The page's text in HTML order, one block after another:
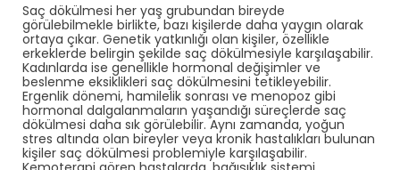
Saç dökülmesi her yaş grubundan bireyde
görülebilmekle birlikte, bazı kişilerde daha yaygın olarak
ortaya çıkar. Genetik yatkınlığı olan kişiler, özellikle
erkeklerde belirgin şekilde saç dökülmesiyle karşılaşabilir.
Kadınlarda ise genellikle hormonal değişimler ve
beslenme eksiklikleri saç dökülmesini tetikleyebilir.
Ergenlik dönemi, hamilelik sonrası ve menopoz gibi
hormonal dalgalanmaların yaşandığı süreçlerde saç
dökülmesi daha sık görülebilir. Aynı zamanda, yoğun
stres altında olan bireyler veya kronik hastalıkları bulunan
kişiler saç dökülmesi problemiyle karşılaşabilir.